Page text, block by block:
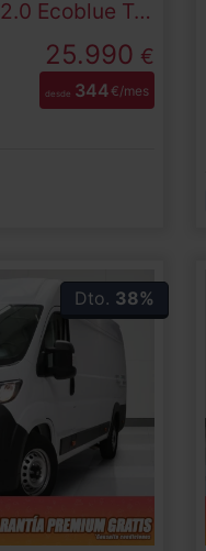
2.0 Ecoblue Trend 90 kW (122 CV)
25.990 €
desde 344€/mes
Dto. 38%